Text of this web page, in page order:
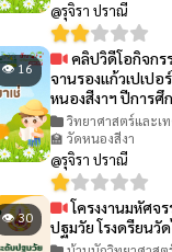
@รุจิรา ปราณี
👁 16
คลิปวิดีโอกิจกร
จานรองแก้วเปเปอ
หนองสีงาฯ ปีการศึ
วิทยาศาสตร์และเ
🏫 วัดหนองสีงา
@รุจิรา ปราณี
👁 30
โครงงานมหัศจ
ปฐมวัย โรงดรียน